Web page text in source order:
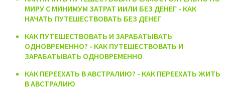
МИРУ С МИНИМУМ ЗАТРАТ ИИЛИ БЕЗ ДЕНЕГ - КАК
НАЧАТЬ ПУТЕШЕСТВОВАТЬ БЕЗ ДЕНЕГ
КАК ПУТЕШЕСТВОВАТЬ И ЗАРАБАТЫВАТЬ
ОДНОВРЕМЕННО? - КАК ПУТЕШЕСТВОВАТЬ И
ЗАРАБАТЫВАТЬ ОДНОВРЕМЕННО
КАК ПЕРЕЕХАТЬ В АВСТРАЛИЮ? - КАК ПЕРЕЕХАТЬ ЖИТЬ
В АВСТРАЛИЮ